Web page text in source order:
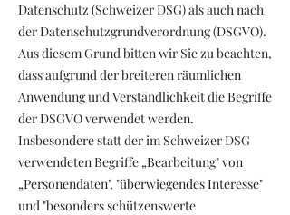
Datenschutz (Schweizer DSG) als auch nach
der Datenschutzgrundverordnung (DSGVO).
Aus diesem Grund bitten wir Sie zu beachten,
dass aufgrund der breiteren räumlichen
Anwendung und Verständlichkeit die Begriffe
der DSGVO verwendet werden.
Insbesondere statt der im Schweizer DSG
verwendeten Begriffe „Bearbeitung" von
„Personendaten", "überwiegendes Interesse"
und "besonders schützenswerte